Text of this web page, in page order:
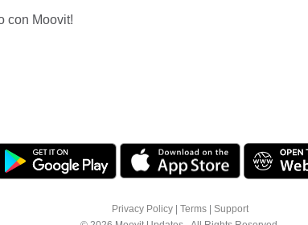
con Moovit!
Privacy Policy | Terms | Support